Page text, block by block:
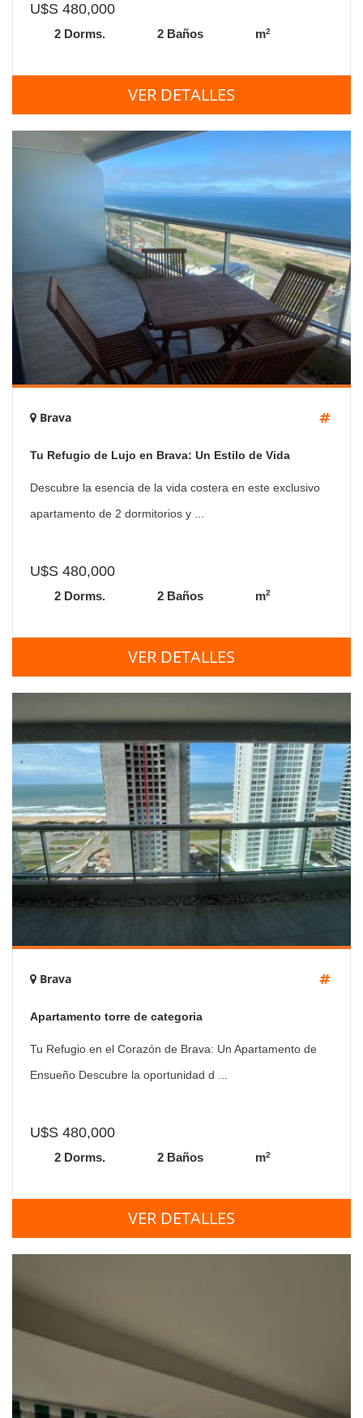
U$S 480,000
2 Dorms. 2 Baños m2
VER DETALLES
Brava
Tu Refugio de Lujo en Brava: Un Estilo de Vida
Inigualable
Descubre la esencia de la vida costera en este exclusivo
apartamento de 2 dormitorios y ...
U$S 480,000
2 Dorms. 2 Baños m2
VER DETALLES
Brava
Apartamento torre de categoria
Tu Refugio en el Corazón de Brava: Un Apartamento de
Ensueño Descubre la oportunidad d ...
U$S 480,000
2 Dorms. 2 Baños m2
VER DETALLES